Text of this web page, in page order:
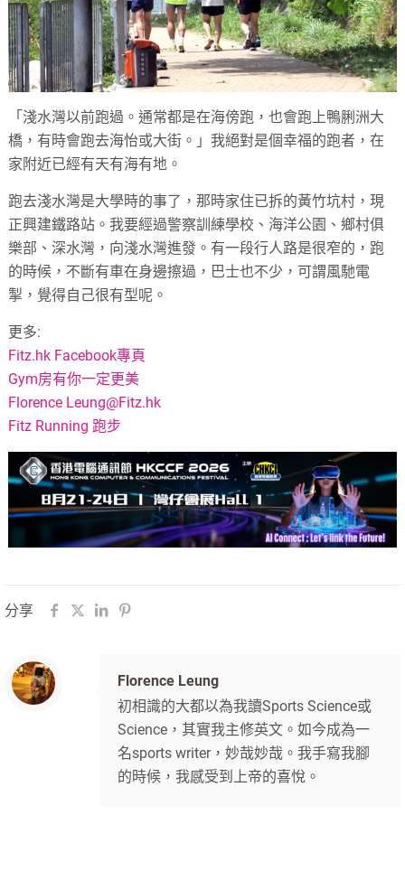
「淺水灣以前跑過。通常都是在海傍跑，也會跑上鴨脷洲大
橋，有時會跑去海怡或大街。」我絕對是個幸福的跑者，在
家附近已經有天有海有地。
跑去淺水灣是大學時的事了，那時家住已拆的黃竹坑村，現
正興建鐵路站。我要經過警察訓練學校、海洋公園、鄉村俱
樂部、深水灣，向淺水灣進發。有一段行人路是很窄的，跑
的時候，不斷有車在身邊擦過，巴士也不少，可謂風馳電
掣，覺得自己很有型呢。
更多:
Fitz.hk Facebook專頁
Gym房有你一定更美
Florence Leung@Fitz.hk
Fitz Running 跑步
分享
Florence Leung
初相識的大都以為我讀Sports Science或
Science，其實我主修英文。如今成為一
名sports writer，妙哉妙哉。我手寫我腳
的時候，我感受到上帝的喜悅。